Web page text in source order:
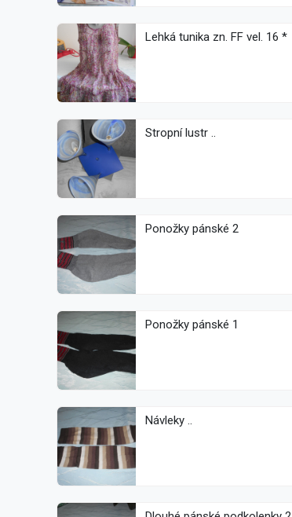
Lehká tunika zn. FF vel. 16 *
Stropní lustr ..
Ponožky pánské 2
Ponožky pánské 1
Návleky ..